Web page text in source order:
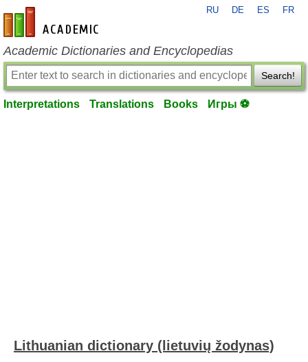
en-academic.com
RU DE ES FR
Academic Dictionaries and Encyclopedias
Search!
Interpretations Translations Books Игры ⚽
Lithuanian dictionary (lietuvių žodynas)